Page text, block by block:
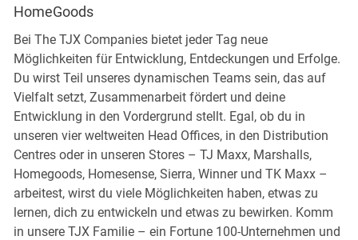
HomeGoods
Bei The TJX Companies bietet jeder Tag neue
Möglichkeiten für Entwicklung, Entdeckungen und Erfolge.
Du wirst Teil unseres dynamischen Teams sein, das auf
Vielfalt setzt, Zusammenarbeit fördert und deine
Entwicklung in den Vordergrund stellt. Egal, ob du in
unseren vier weltweiten Head Offices, in den Distribution
Centres oder in unseren Stores – TJ Maxx, Marshalls,
Homegoods, Homesense, Sierra, Winner und TK Maxx –
arbeitest, wirst du viele Möglichkeiten haben, etwas zu
lernen, dich zu entwickeln und etwas zu bewirken. Komm
in unsere TJX Familie – ein Fortune 100-Unternehmen und